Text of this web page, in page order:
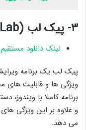
۳- پیک لب (PicLab) – ویرایشگر عکس
لینک دانلود مستقیم
پیک لب یک برنامه
ویژگی ها و قابلیت های
برنامه کاملا با
و علاوه بر این ویژگی
می دهد.